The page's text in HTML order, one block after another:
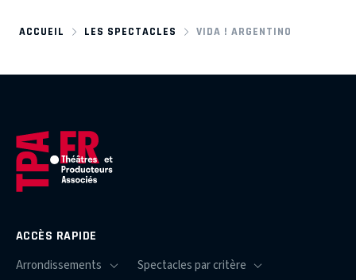
ACCUEIL LES SPECTACLES VIDA ! ARGENTINO
ACCÈS RAPIDE